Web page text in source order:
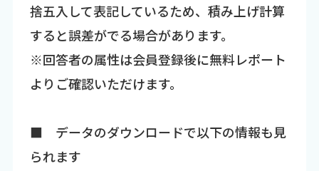
捨五入して表記しているため、積み上げ計算
すると誤差がでる場合があります。
※回答者の属性は会員登録後に無料レポート
よりご確認いただけます。
■ データのダウンロードで以下の情報も見
られます